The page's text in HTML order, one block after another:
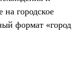
на городское
формат «город